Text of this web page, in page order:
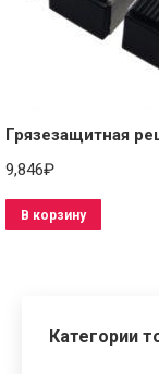
Грязезащитная
9,846₽
В корзину
Категории